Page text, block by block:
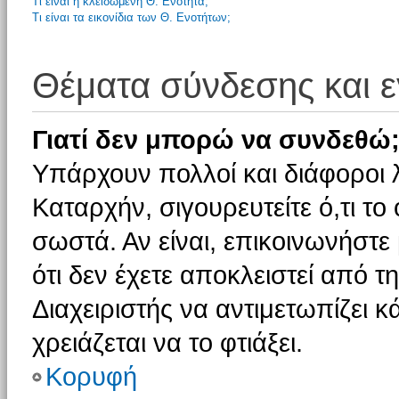
Τι είναι τα εικονίδια των Θ. Ενοτήτων;
Θέματα σύνδεσης και
Γιατί δεν μπορώ να συνδεθώ;
Υπάρχουν πολλοί και
Καταρχήν, σιγουρευτείτε ό,τι
σωστά. Αν είναι, επικοινωνήστε
ότι δεν έχετε αποκλειστεί από
Διαχειριστής να αντιμετωπίζει
χρειάζεται να το φτιάξει.
Κορυφή